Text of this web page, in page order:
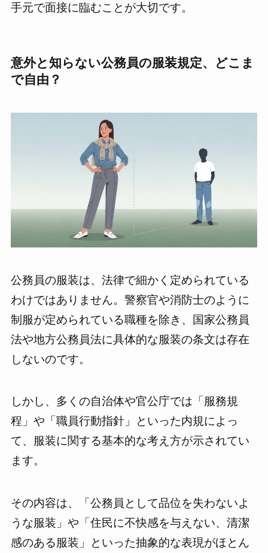
手元で面接に臨むことが大切です。
意外と知らない公務員の服装規定、どこま
で自由？
公務員の服装は、法律で細かく定められている
わけではありません。警察官や消防士のように
制服が定められている職種を除き、国家公務員
法や地方公務員法に具体的な服装の条文は存在
しないのです。
しかし、多くの自治体や官公庁では「服務規
程」や「職員行動指針」といった内規によっ
て、服装に関する基本的な考え方が示されてい
ます。
その内容は、「公務員として品位を失わないよ
うな服装」や「住民に不快感を与えない、清潔
感のある服装」といった抽象的な表現がほとん